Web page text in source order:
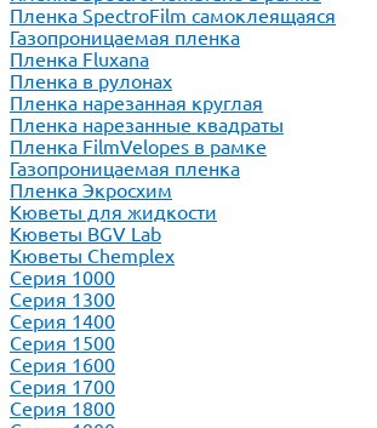
Пленка SpectroFilm самоклеящаяся
Газопроницаемая пленка
Пленка Fluxana
Пленка в рулонах
Пленка нарезанная круглая
Пленка нарезанные квадраты
Пленка FilmVelopes в рамке
Газопроницаемая пленка
Пленка Экросхим
Кюветы для жидкости
Кюветы BGV Lab
Кюветы Chemplex
Серия 1000
Серия 1300
Серия 1400
Серия 1500
Серия 1600
Серия 1700
Серия 1800